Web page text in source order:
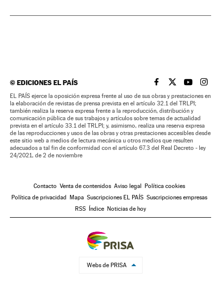
©EDICIONES EL PAÍS EL PAÍS BRASIL EN
EL PAÍSEL PAÍS
EL
EL PAÍS ejerce la oposición expresa frente al uso de sus obras y prestaciones en
la elaboración de revistas de prensa prevista en el artículo 32.1 del TRLPI;
también realiza la reserva expresa frente a la reproducción, distribución y
comunicación pública de sus trabajos y artículos sobre temas de actualidad
prevista en el artículo 33.1 del TRLPI; y, asimismo, realiza una reserva expresa
de las reproducciones y usos de las obras y otras prestaciones accesibles desde
este sitio web a medios de lectura mecánica u otros medios que resulten
adecuados a tal fin de conformidad con el artículo 67.3 del Real Decreto - ley
24/2021, de 2 de noviembre
Contacto Venta de contenidos Aviso legal
Política cookies
Política de privacidad
Mapa Suscripciones EL PAÍS Suscripciones empresas
RSS
Índice Noticias de hoy
Webs de PRISA